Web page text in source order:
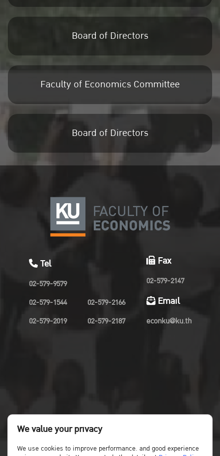
Board of Directors
Faculty of Economics Committee
Board of Directors
Tel
02-579-9579
02-579-1544
02-579-2019
02-579-2166
02-579-2187
Fax
02-579-2147
Email
econku@ku.th
We value your privacy
We use cookies to improve performance. and good experience